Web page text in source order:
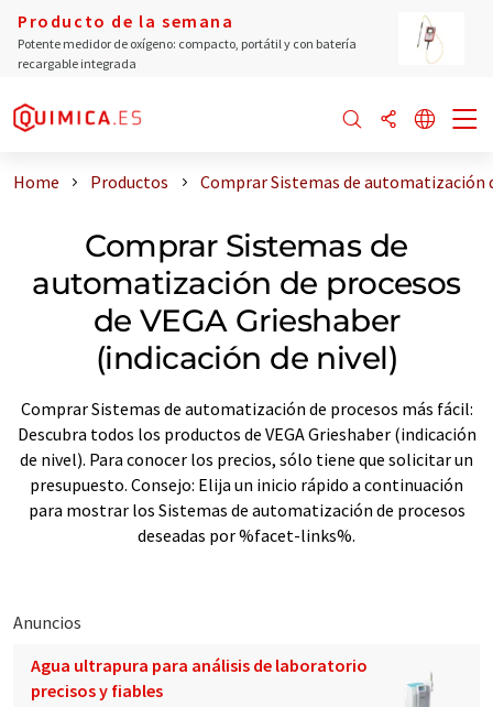
Producto de la semana
Potente medidor de oxígeno: compacto, portátil y con batería
recargable integrada
Home Productos Comprar Sistemas de automatización
Comprar Sistemas de
automatización de procesos
de VEGA Grieshaber
(indicación de nivel)
Comprar Sistemas de automatización de procesos más fácil:
Descubra todos los productos de VEGA Grieshaber (indicación
de nivel). Para conocer los precios, sólo tiene que solicitar un
presupuesto. Consejo: Elija un inicio rápido a continuación
para mostrar los Sistemas de automatización de procesos
deseadas por %facet-links%.
Anuncios
Agua ultrapura para análisis de laboratorio
precisos y fiables